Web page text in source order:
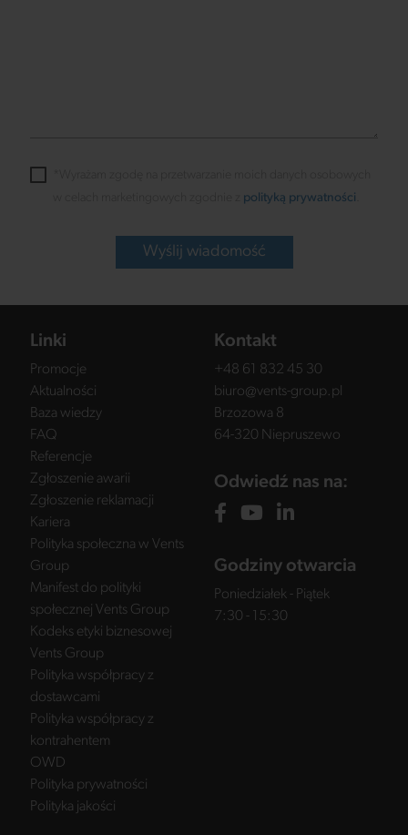
polityką prywatności
Wyślij wiadomość
Linki
Promocje
Aktualności
Baza wiedzy
FAQ
Referencje
Zgłoszenie awarii
Zgłoszenie reklamacji
Kariera
Polityka społeczna w Vents
Group
Manifest do polityki
społecznej Vents Group
Kodeks etyki biznesowej
Vents Group
Polityka współpracy z
dostawcami
Polityka współpracy z
kontrahentem
OWD
Polityka prywatności
Polityka jakości
Kontakt
+48 61 832 45 30
biuro@vents-group.pl
Brzozowa 8
64-320 Niepruszewo
Odwiedź nas na:
Godziny otwarcia
Poniedziałek - Piątek
7:30 - 15:30